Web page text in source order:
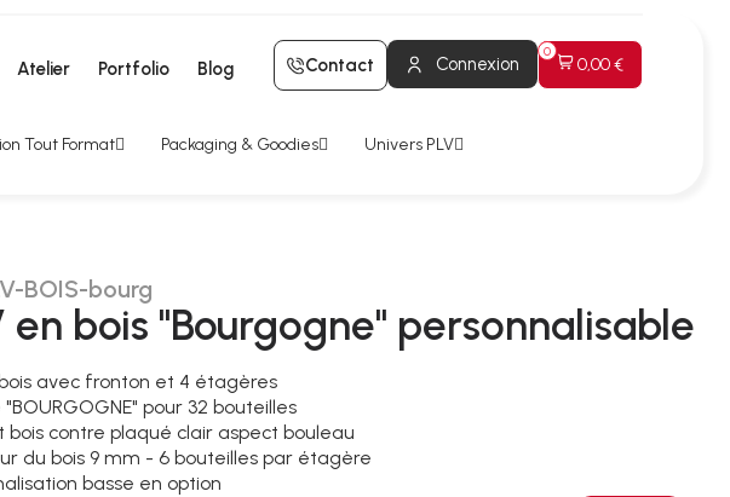
Atelier Portfolio Blog Contact Connexion 0,00 €
Tout Format Packaging & Goodies Univers PLV
BOIS-bourg
en bois "Bourgogne" personnalisable
avec fronton et 4 étagères
pour 32 bouteilles
bois contre plaqué clair aspect bouleau
du bois 9 mm - 6 bouteilles par étagère
basse en option